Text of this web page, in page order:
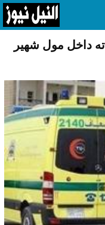
داخل مول شهير